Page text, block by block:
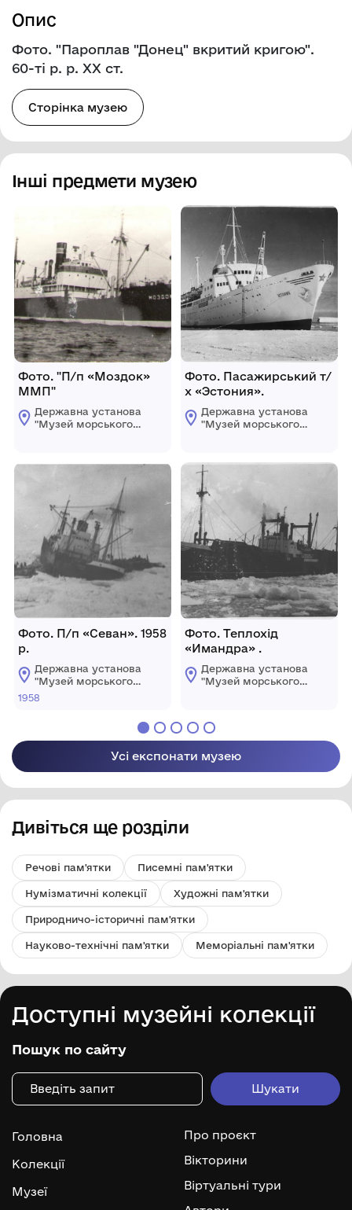
Опис
Фото. "Пароплав "Донец" вкритий кригою".
60-ті р. р. ХХ ст.
Сторінка музею
Інші предмети музею
Фото. "П/п «Моздок»
ММП"
Державна установа
"Музей морського
Фото. П/п «Севан». 1958
р.
Державна установа
"Музей морського
флоту України"
1958
Фото. Пасажирський т/
х «Эстония».
Державна установа
"Музей морського
Фото. Теплохід
«Имандра» .
Державна установа
"Музей морського
Усі експонати музею
Дивіться ще розділи
Речові пам'ятки Писемні пам'ятки
Нумізматичні колекції Художні пам'ятки
Природничо-історичні пам'ятки
Науково-технічні пам'ятки Меморіальні пам'ятки
Доступні музейні колекції
Пошук по сайту
Головна
Колекції
Музеї
Про проєкт
Вікторини
Віртуальні тури